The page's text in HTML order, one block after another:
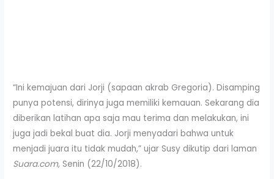
“Ini kemajuan dari Jorji (sapaan akrab Gregoria). Disamping
punya potensi, dirinya juga memiliki kemauan. Sekarang dia
diberikan latihan apa saja mau terima dan melakukan, ini
juga jadi bekal buat dia. Jorji menyadari bahwa untuk
menjadi juara itu tidak mudah,” ujar Susy dikutip dari laman
Suara.com, Senin (22/10/2018).